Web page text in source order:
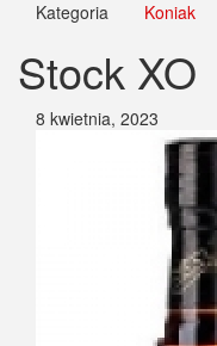
Kategoria
Koniak
Stock XO
8 kwietnia, 2023